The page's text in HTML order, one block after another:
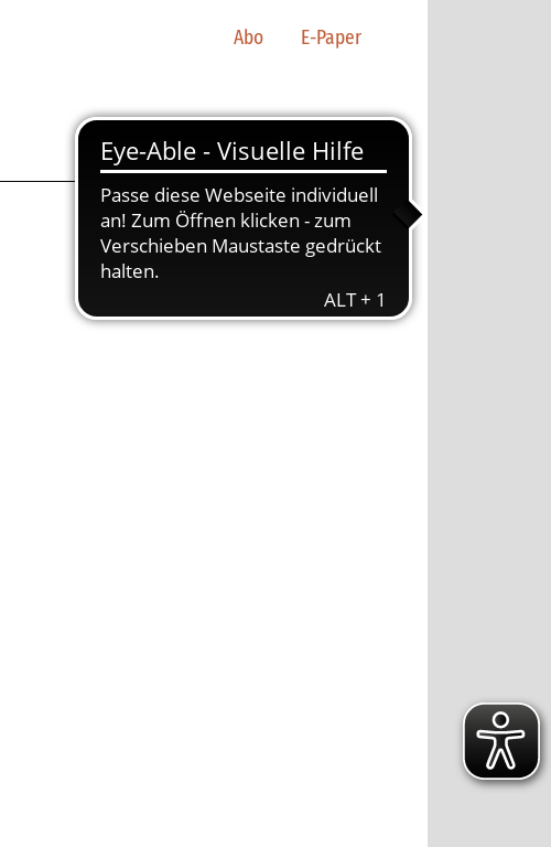
Abo E-Paper